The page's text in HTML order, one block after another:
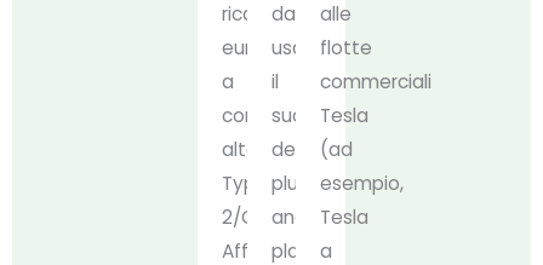
ricarica
europea
a
corrente
alternata
Type
2/CCS2.
Affidabile
da
usare,
il
suo
design
plug-
and-
play
alle
flotte
commerciali
Tesla
(ad
esempio,
Tesla
a